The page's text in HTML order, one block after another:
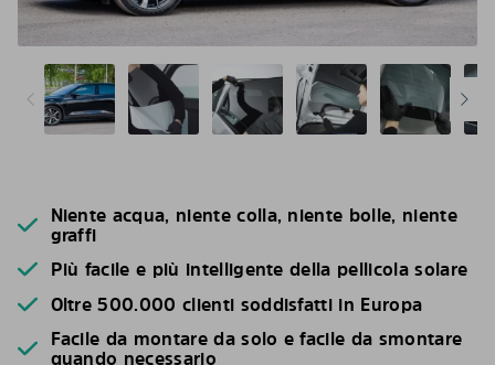
Niente acqua, niente colla, niente bolle, niente
graffi
Più facile e più intelligente della pellicola solare
Oltre 500.000 clienti soddisfatti in Europa
Facile da montare da solo e facile da smontare
quando necessario